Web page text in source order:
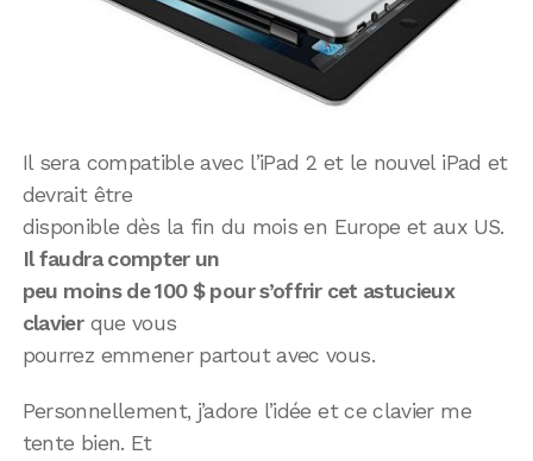
Il sera compatible avec l’iPad 2 et le nouvel iPad et
devrait être
disponible dès la fin du mois en Europe et aux US.
Il faudra compter un
peu moins de 100 $ pour s’offrir cet astucieux
clavierque vous
pourrez emmener partout avec vous.
Personnellement, j’adore l’idée et ce clavier me
tente bien. Et